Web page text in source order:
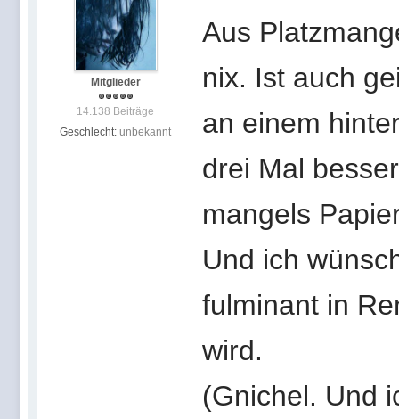
Mitglieder
14.138 Beiträge
Geschlecht: unbekannt
Aus
nix. Ist auch
an einem
drei Mal
mangels
Und ich
fulminant in
wird.
(Gnichel. Und